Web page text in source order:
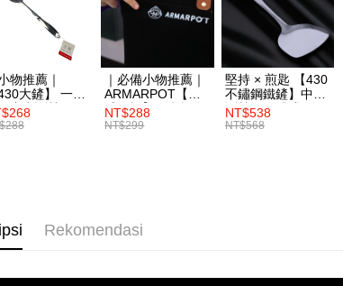
物推薦｜
大鏟】 一體
中空斷熱
｜必備小物推薦｜
ARMARPOT【質
感圍裙】厚實帆布
設計 防潑水 耐髒
NT$288
NT$299
堅持 × 煎匙 【430
不鏽鋼鐵鏟】中空
斷熱・一體成形
NT$538
NT$568
Rekomendasi